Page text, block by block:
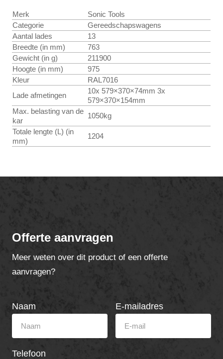
Merk
Sonic Tools
Categorie
Gereedschapswagens
Aantal lades
13
Breedte (in mm)
763
Gewicht (in g)
211900
Hoogte (in mm)
975
Kleur
RAL7016
Lade afmetingen
10x 579×370×74mm 3x
579×370×154mm
Max. belasting van de
kar
1050kg
Totale lengte (L) (in
mm)
1204
Offerte aanvragen
Meer weten over dit product of een offerte
aanvragen?
Naam E-mailadres
Telefoon